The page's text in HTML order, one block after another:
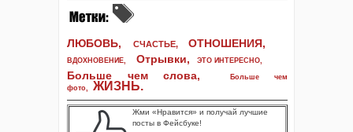
ЛЮБОВЬ, СЧАСТЬЕ, ОТНОШЕНИЯ,
ВДОХНОВЕНИЕ, Отрывки, ЭТО ИНТЕРЕСНО,
Больше чем слова,
Больше чем
фото, ЖИЗНЬ.
Жми «Нравится» и получай лучшие
посты в Фейсбуке!